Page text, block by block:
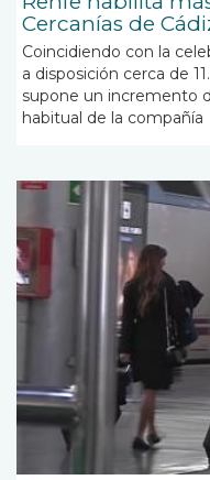
Cercanías de
Coincidiendo con la
a disposición cerca de
supone un incremento
habitual de la compañía